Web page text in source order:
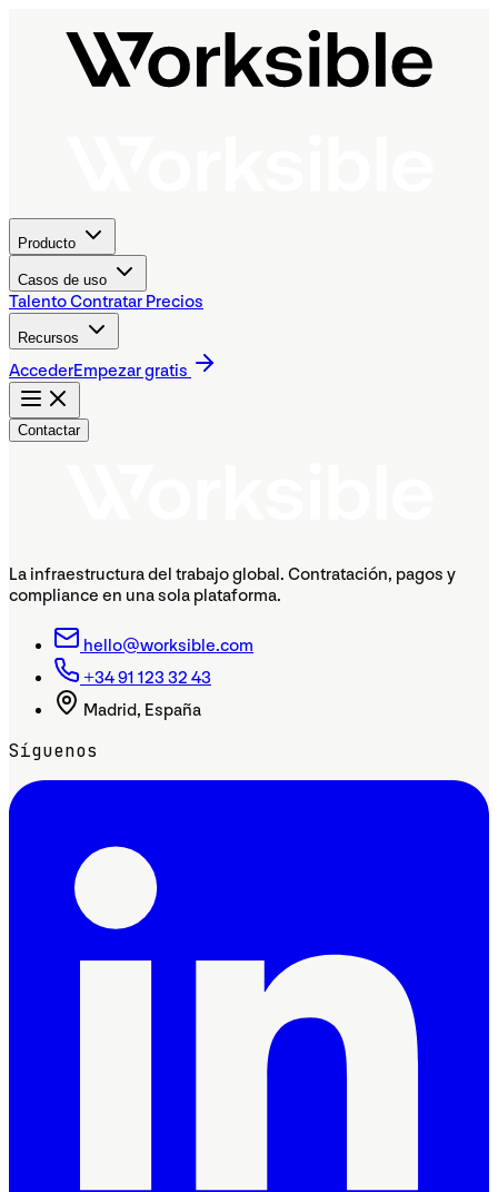
Producto
Casos de uso
TalentoContratar Precios
Recursos
AccederEmpezar gratis
Contactar
La infraestructura del trabajo global. Contratación, pagos y
compliance en una sola plataforma.
hello@worksible.com
+34 91 123 32 43
Madrid, España
Síguenos